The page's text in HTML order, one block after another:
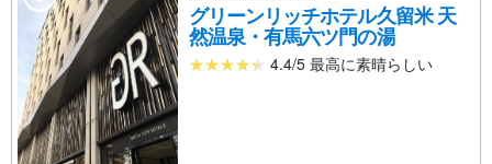
グリーンリッチホテル久留米 天
然温泉・有馬六ツ門の湯
4.4/5 最高に素晴らしい